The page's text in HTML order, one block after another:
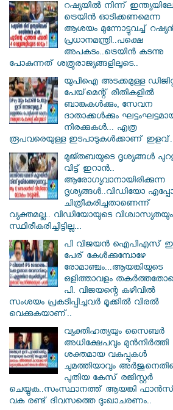
റഷ്യയിൽ നിന്ന്
ട്രെയിൻ ഓടിക്കണമെന്ന
ആശയം മുന്നോട്ടുവച്ച്
പ്രധാനമന്ത്രി..പക്ഷെ
അപകടം..ട്രെയിൻ കടന്നു
പോകുന്നത് ശത്രുരാജ്യങ്ങളിലൂടെ..
യുപിഐ അടക്കമുള്ള
പേയ്‌മെന്റ് രീതികളില്‍
ബാങ്കുകള്‍ക്കും, സേവന
ദാതാക്കള്‍ക്കും
നിരക്കുകള്‍... എത്ര
രൂപവരെയുള്ള ഇടപാടുകള്‍ക്കാണ്
മുജ്തബയുടെ ദൃശ്യങ്ങൾ
വിട്ട് ഇറാൻ..
ആരോഗ്യവാനായിരിക്കുന്ന
ദൃശ്യങ്ങൾ..വിഡിയോ
ചിത്രീകരിച്ചതാണെന്ന്
വ്യക്തമല്ല.. വിഡിയോയുടെ വിശ്വാസ്യതയും
സ്ഥിരീകരിച്ചിട്ടില്ല...
പി വിജയന്‍ ഐപിഎസ്
പേര് കേൾക്കുമ്പോഴേ
രോമാഞ്ചം...ആയങ്കിയുടെ
ഒളിത്താവളം
പി. വിജയന്റെ കഴിവില്‍
സംശയം പ്രകടിപ്പിച്ചവര്‍ മൂക്കില്‍ വിരല്‍
വെക്കുകയാണ്..
വ്യക്തിഹത്യയും സൈബര്‍
അധിക്ഷേപവും മുന്‍നിര്‍ത്തി
ശക്തമായ വകുപ്പുകള്‍
ചുമത്തിയാവും
പുതിയ കേസ് രജിസ്റ്റര്‍
ചെയ്യുക..സംസ്ഥാനത്ത് ആയങ്കി
വക രണ്ട് ദിവസത്തെ ദുഃഖാചരണം..